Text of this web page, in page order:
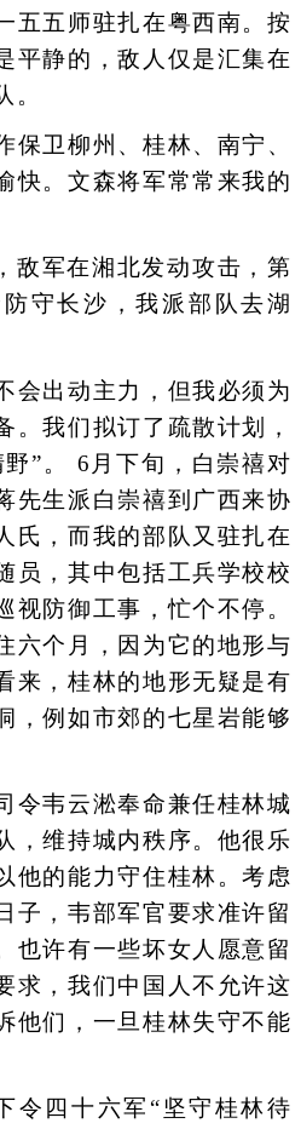
五五师驻扎在粤西南。按
平静的，敌人仅是汇集在
。
卫柳州、桂林、南宁、
快。文森将军常常来我的
军在湘北发动攻击，第
守长沙，我派部队去湖
出动主力，但我必须为
。我们拟订了疏散计划，
”。 6月下旬，白崇禧对
先生派白崇禧到广西来协
氏，而我的部队又驻扎在
员，其中包括工兵学校校
视防御工事，忙个不停。
六个月，因为它的地形与
来，桂林的地形无疑是有
，例如市郊的七星岩能够
韦云淞奉命兼任桂林城
，维持城内秩序。他很乐
他的能力守住桂林。考虑
子，韦部军官要求准许留
也许有一些坏女人愿意留
求，我们中国人不允许这
他们，一旦桂林失守不能
四十六军“坚守桂林待